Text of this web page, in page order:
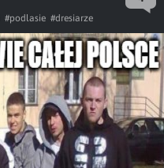
#podlasie #dresiarze